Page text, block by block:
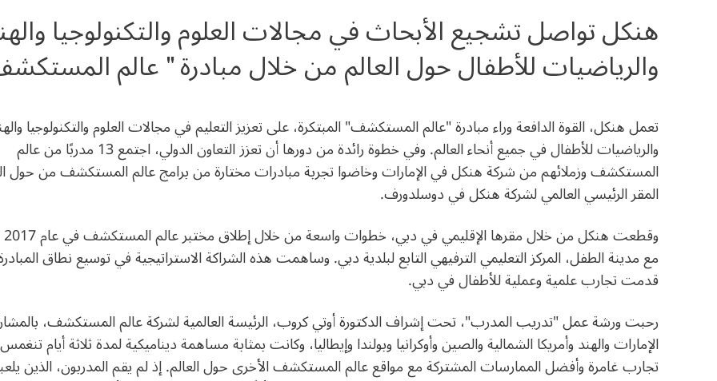
هنكل تواصل تشجيع الأبحاث في مجالات العلوم والتكنولوجيا
والرياضيات للأطفال حول العالم من خلال مبادرة " عالم
تعمل هنكل، القوة الدافعة وراء مبادرة "عالم المستكشف" المبتكرة، على تعزيز التعليم في مجالات العلوم والتكنولوجيا
والرياضيات للأطفال في جميع أنحاء العالم. وفي خطوة رائدة من دورها أن تعزز التعاون الدولي، اجتمع 13 مدربًا من عالم
المستكشف وزملائهم من شركة هنكل في الإمارات وخاضوا تجربة مبادرات مختارة من برامج عالم المستكشف من حول
المقر الرئيسي العالمي لشركة هنكل في دوسلدورف.
مع مدينة الطفل، المركز التعليمي الترفيهي التابع لبلدية دبي. وساهمت هذه الشراكة الاستراتيجية في توسيع نطاق
قدمت تجارب علمية وعملية للأطفال في دبي.
رحبت ورشة عمل "تدريب المدرب"، تحت إشراف الدكتورة أوتي كروب، الرئيسة العالمية لشركة عالم المستكشف،
الإمارات والهند وأمريكا الشمالية والصين وأوكرانيا وبولندا وإيطاليا، وكانت بمثابة مساهمة ديناميكية لمدة ثلاثة أيام
تجارب غامرة وأفضل الممارسات المشتركة مع مواقع عالم المستكشف الأخرى حول العالم. إذ لم يقم المدربون، الذين